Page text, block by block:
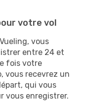
votre vol
vous
entre 24 et
fois votre
vous recevrez un
qui vous
vous enregistrer.